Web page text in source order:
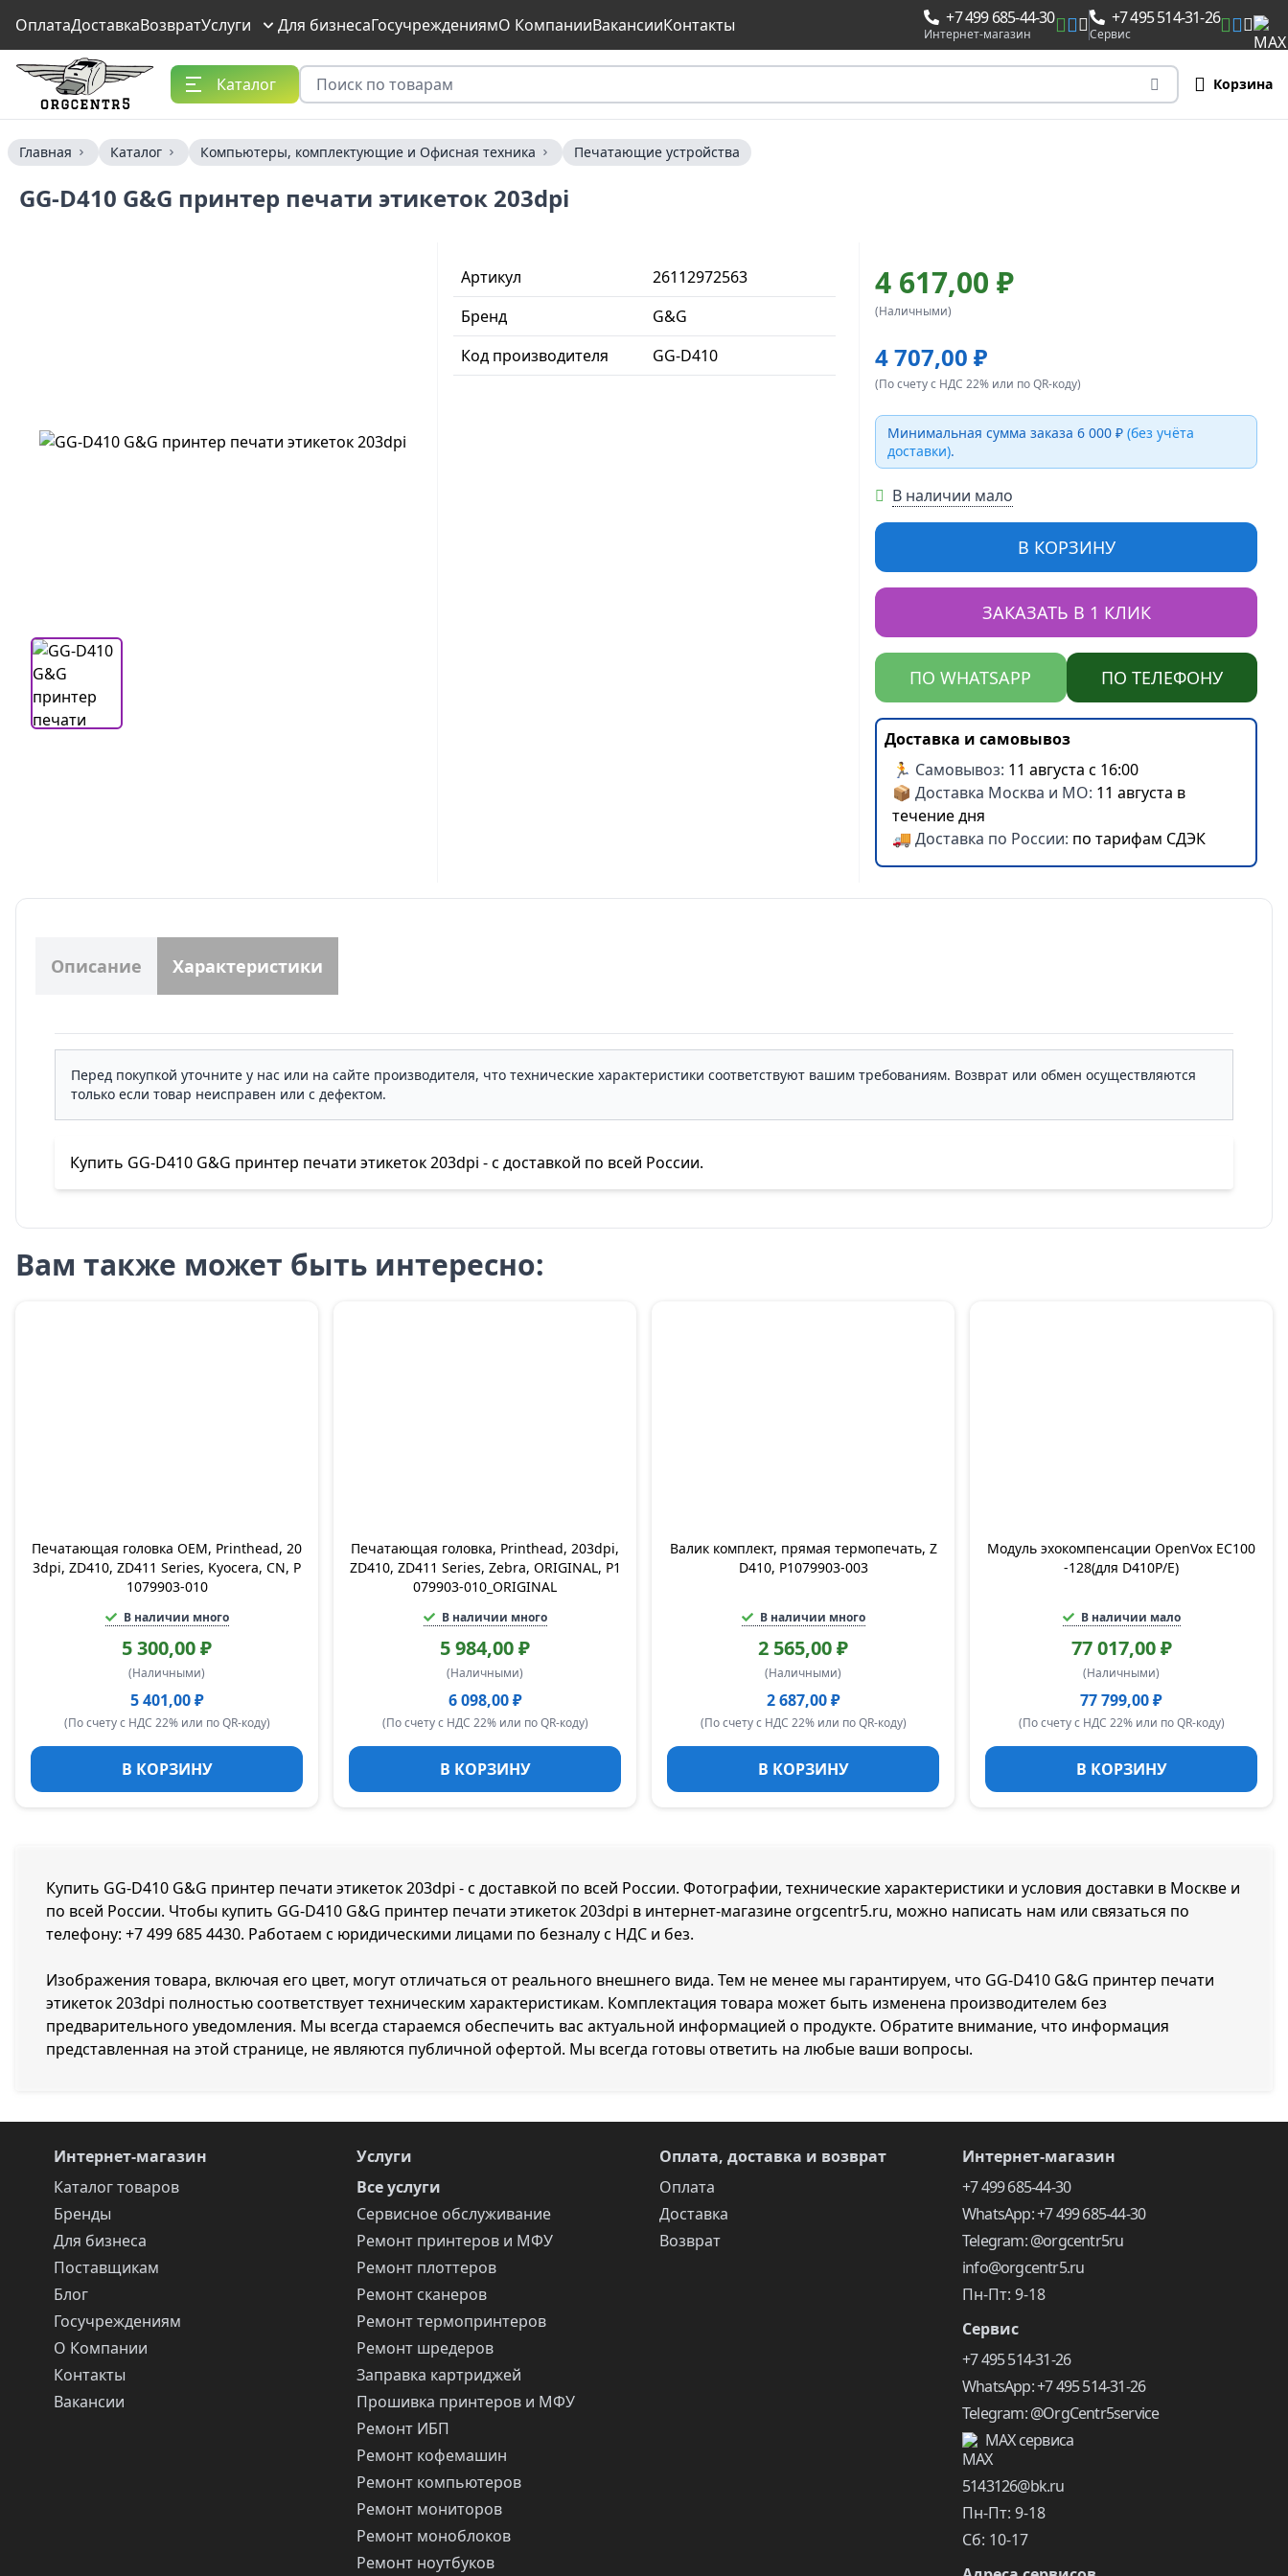
ОплатаДоставкаВозвратУслуги Для бизнесаГосучреждениямО КомпанииВакансииКонтакты +7 499 685-44-30
Интернет-магазин
+7 495 514-31-26
Сервис
Каталог Корзина
Главная Каталог Компьютеры, комплектующие и Офисная техника Печатающие устройства
GG-D410 G&G принтер печати этикеток 203dpi
Артикул
26112972563
Бренд
G&G
Код производителя
GG-D410
4 617,00 ₽
(Наличными)
4 707,00 ₽
(По счету с НДС 22% или по QR-коду)
Минимальная сумма заказа 6 000 ₽(без учёта
доставки).
В наличии мало
В КОРЗИНУ
ЗАКАЗАТЬ В 1 КЛИК
ПО WHATSAPP ПО ТЕЛЕФОНУ
Доставка и самовывоз
🏃 Самовывоз: 11 августа с 16:00
📦 Доставка Москва и МО: 11 августа в
течение дня
🚚 Доставка по России: по тарифам СДЭК
Описание Характеристики
Перед покупкой уточните у нас или на сайте производителя, что технические характеристики соответствуют вашим требованиям. Возврат или обмен осуществляются
только если товар неисправен или с дефектом.
Купить GG-D410 G&G принтер печати этикеток 203dpi - с доставкой по всей России.
Вам также может быть интересно:
Печатающая головка OEM, Printhead, 20
3dpi, ZD410, ZD411 Series, Kyocera, CN, P
1079903-010
В наличии много
5 300,00 ₽
(Наличными)
5 401,00 ₽
(По счету с НДС 22% или по QR-коду)
В КОРЗИНУ
Печатающая головка, Printhead, 203dpi,
ZD410, ZD411 Series, Zebra, ORIGINAL, P1
079903-010_ORIGINAL
В наличии много
5 984,00 ₽
(Наличными)
6 098,00 ₽
(По счету с НДС 22% или по QR-коду)
В КОРЗИНУ
Валик комплект, прямая термопечать, Z
D410, P1079903-003
В наличии много
2 565,00 ₽
(Наличными)
2 687,00 ₽
(По счету с НДС 22% или по QR-коду)
В КОРЗИНУ
Модуль эхокомпенсации OpenVox EC100
-128(для D410P/E)
В наличии мало
77 017,00 ₽
(Наличными)
77 799,00 ₽
(По счету с НДС 22% или по QR-коду)
В КОРЗИНУ
Купить GG-D410 G&G принтер печати этикеток 203dpi - с доставкой по всей России. Фотографии, технические характеристики и условия доставки в Москве и
по всей России. Чтобы купить GG-D410 G&G принтер печати этикеток 203dpi в интернет-магазине orgcentr5.ru, можно написать нам или связаться по
телефону: +7 499 685 4430. Работаем с юридическими лицами по безналу с НДС и без.
Изображения товара, включая его цвет, могут отличаться от реального внешнего вида. Тем не менее мы гарантируем, что GG-D410 G&G принтер печати
этикеток 203dpi полностью соответствует техническим характеристикам. Комплектация товара может быть изменена производителем без
предварительного уведомления. Мы всегда стараемся обеспечить вас актуальной информацией о продукте. Обратите внимание, что информация
представленная на этой странице, не являются публичной офертой. Мы всегда готовы ответить на любые ваши вопросы.
Интернет-магазин
Каталог товаров
Бренды
Для бизнеса
Поставщикам
Блог
Госучреждениям
О Компании
Контакты
Вакансии
Услуги
Все услуги
Сервисное обслуживание
Ремонт принтеров и МФУ
Ремонт плоттеров
Ремонт сканеров
Ремонт термопринтеров
Ремонт шредеров
Заправка картриджей
Прошивка принтеров и МФУ
Ремонт ИБП
Ремонт кофемашин
Ремонт компьютеров
Ремонт мониторов
Ремонт моноблоков
Ремонт ноутбуков
Оплата, доставка и возврат
Оплата
Доставка
Возврат
Интернет-магазин
+7 499 685-44-30
WhatsApp: +7 499 685-44-30
Telegram: @orgcentr5ru
info@orgcentr5.ru
Пн-Пт: 9-18
Сервис
+7 495 514-31-26
WhatsApp: +7 495 514-31-26
Telegram: @OrgCentr5service
MAX сервиса
5143126@bk.ru
Пн-Пт: 9-18
Сб: 10-17